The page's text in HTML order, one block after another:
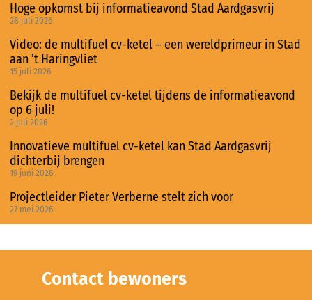
Hoge opkomst bij informatieavond Stad Aardgasvrij
28 juli 2026
Video: de multifuel cv-ketel – een wereldprimeur in Stad
aan ’t Haringvliet
15 juli 2026
Bekijk de multifuel cv-ketel tijdens de informatieavond
op 6 juli!
2 juli 2026
Innovatieve multifuel cv-ketel kan Stad Aardgasvrij
dichterbij brengen
19 juni 2026
Projectleider Pieter Verberne stelt zich voor
27 mei 2026
Contact bewoners